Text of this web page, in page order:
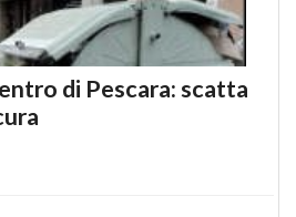
di Pescara: scatta